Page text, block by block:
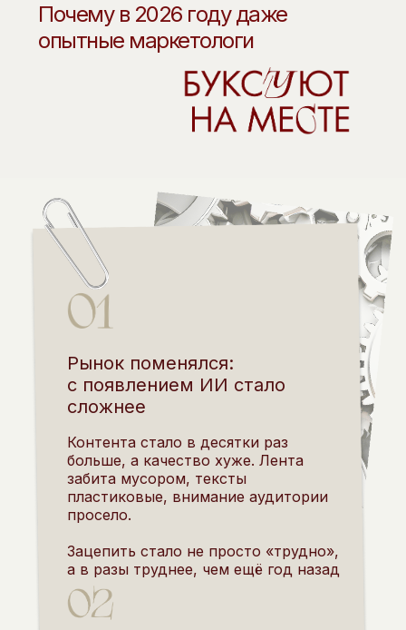
Почему в 2026 году даже
опытные маркетологи
Рынок поменялся:
с появлением ИИ стало
сложнее
Контента стало в десятки раз
больше, а качество хуже. Лента
забита мусором, тексты
пластиковые, внимание аудитории
просело.
Зацепить стало не просто «трудно»,
а в разы труднее, чем ещё год назад